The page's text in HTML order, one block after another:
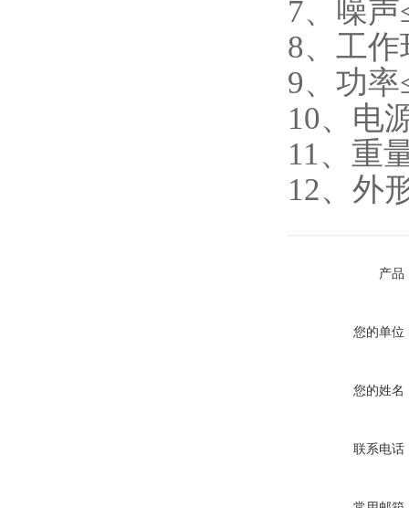
7、噪
8、工
9、功率
10、电
11、重
12、外
产品
您的单位
您的姓名
联系电话